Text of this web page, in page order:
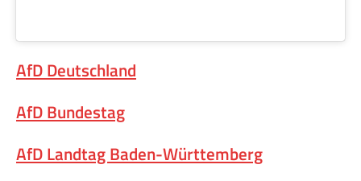
AfD Deutschland
AfD Bundestag
AfD Landtag Baden-Württemberg